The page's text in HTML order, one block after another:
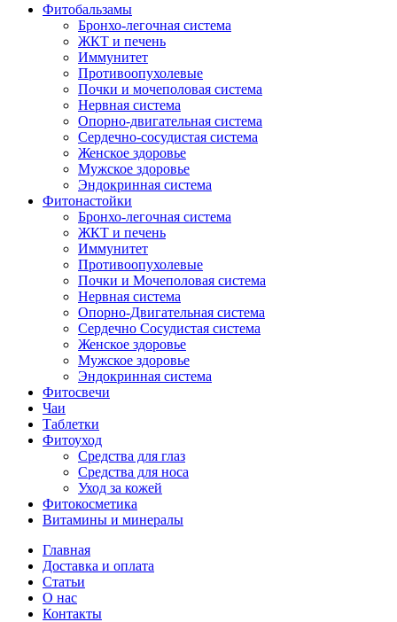
Фитобальзамы
Бронхо-легочная система
ЖКТ и печень
Иммунитет
Противоопухолевые
Почки и мочеполовая система
Нервная система
Опорно-двигательная система
Сердечно-сосудистая система
Женское здоровье
Мужское здоровье
Эндокринная система
Фитонастойки
Бронхо-легочная система
ЖКТ и печень
Иммунитет
Противоопухолевые
Почки и Мочеполовая система
Нервная система
Опорно-Двигательная система
Сердечно Сосудистая система
Женское здоровье
Мужское здоровье
Эндокринная система
Фитосвечи
Чаи
Таблетки
Фитоуход
Средства для глаз
Средства для носа
Уход за кожей
Фитокосметика
Витамины и минералы
Главная
Доставка и оплата
Статьи
О нас
Контакты